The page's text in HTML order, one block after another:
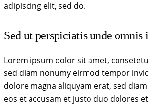
adipiscing elit, sed do.
Sed ut perspiciatis unde omnis
Lorem ipsum dolor sit amet,
sed diam nonumy eirmod tempor
dolore magna aliquyam erat, sed
eos et accusam et justo duo dolores